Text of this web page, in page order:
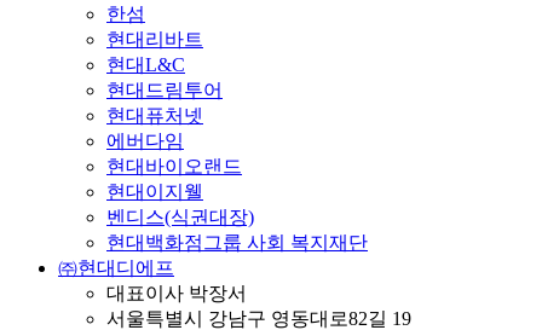
한섬
현대리바트
현대L&C
현대드림투어
현대퓨처넷
에버다임
현대바이오랜드
현대이지웰
벤디스(식권대장)
현대백화점그룹 사회 복지재단
㈜현대디에프
대표이사 박장서
서울특별시 강남구 영동대로82길 19